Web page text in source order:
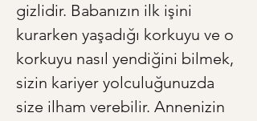
gizlidir. Babanızın ilk işini
kurarken yaşadığı korkuyu ve o
korkuyu nasıl yendiğini bilmek,
sizin kariyer yolculuğunuzda
size ilham verebilir. Annenizin